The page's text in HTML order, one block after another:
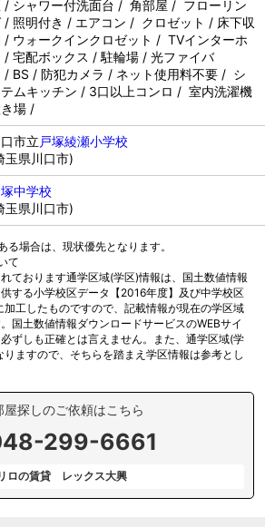
/ シャワー付洗面台 / 角部屋 / フローリン
/ 照明付き / エアコン / クロゼット / 床下収
/ ウォークインクロゼット / TVインターホ
/ 宅配ボックス / 駐輪場 / 光ファイバ
/ BS / 防犯カメラ / ネット使用料不要 / シ
テムキッチン / 3口以上コンロ / 室内洗濯機
場 /
口市立 戸塚綾瀬小学校
玉県川口市)
塚中学校
玉県川口市)
場合は、現状優先となります。
て
ております通学区域(学区)情報は、国土数値情報
する小学校区データ【2016年度】及び中学校区
工したものですので、記載情報が現在の学区域
国土数値情報ダウンロードサービスのWEBサイ
ずしも正確とは言えません。また、通学区域(学
ますので、そちらを踏まえ学区情報は参考とし
屋探しのご依頼はこちら
299-6661
ロの賃貸 レックス大興